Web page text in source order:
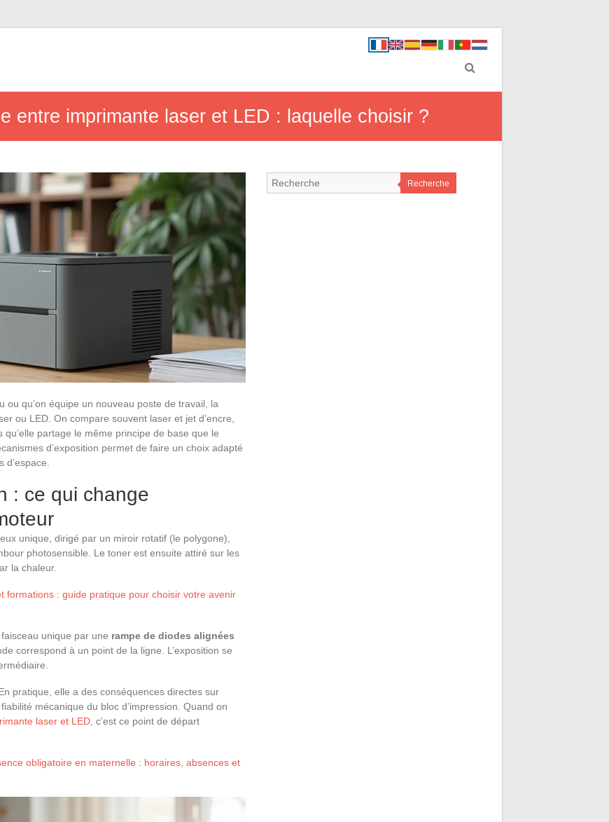
entre imprimante laser et LED : laquelle choisir ?
qu’on équipe un nouveau poste de travail, la
ou LED. On compare souvent laser et jet d’encre,
partage le même principe de base que le
d’exposition permet de faire un choix adapté
: ce qui change
unique, dirigé par un miroir rotatif (le polygone),
photosensible. Le toner est ensuite attiré sur les
la chaleur.
formations : guide pratique pour choisir votre avenir
unique par une rampe de diodes alignées
correspond à un point de la ligne. L’exposition se
pratique, elle a des conséquences directes sur
mécanique du bloc d’impression. Quand on
laser et LED , c’est ce point de départ
obligatoire en maternelle : horaires, absences et
Recherche